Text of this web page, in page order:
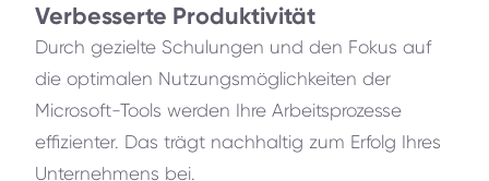
Verbesserte Produktivität
Durch gezielte Schulungen und den Fokus auf
die optimalen Nutzungsmöglichkeiten der
Microsoft-Tools werden Ihre Arbeitsprozesse
effizienter. Das trägt nachhaltig zum Erfolg Ihres
Unternehmens bei.